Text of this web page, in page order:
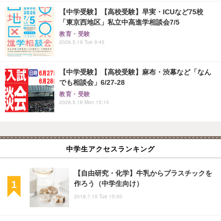
【中学受験】【高校受験】早実・ICUなど75校
「東京西地区」私立中高進学相談会7/5
教育・受験
2026.5.19 Tue 9:45
【中学受験】【高校受験】麻布・渋幕など「なん
でも相談会」6/27-28
教育・受験
2026.5.18 Mon 15:15
中学生アクセスランキング
【自由研究・化学】牛乳からプラスチックを
作ろう（中学生向け）
2018.7.10 Tue 15:00